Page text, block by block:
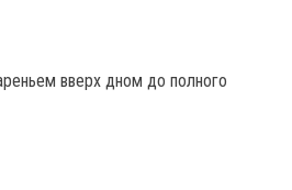
вверх дном до полного